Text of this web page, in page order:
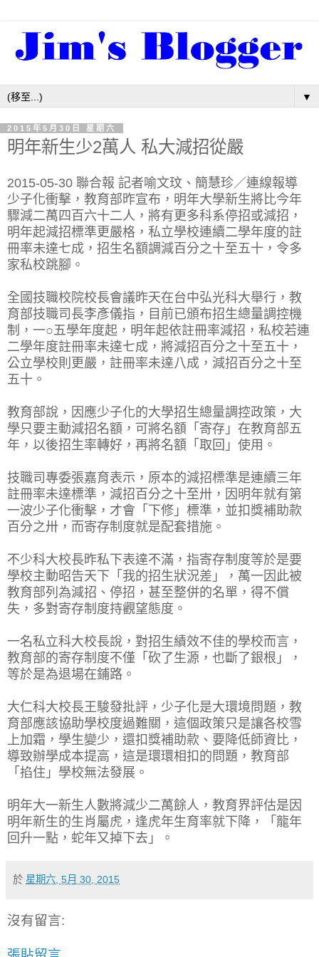
▼
2015年5月30日 星期六
明年新生少2萬人 私大減招從嚴
2015-05-30 聯合報 記者喻文玟、簡慧珍／連線報導
少子化衝擊，教育部昨宣布，明年大學新生將比今年
驟減二萬四百六十二人，將有更多科系停招或減招，
明年起減招標準更嚴格，私立學校連續二學年度的註
冊率未達七成，招生名額調減百分之十至五十，令多
家私校跳腳。
全國技職校院校長會議昨天在台中弘光科大舉行，教
育部技職司長李彥儀指，目前已頒布招生總量調控機
制，一○五學年度起，明年起依註冊率減招，私校若連
二學年度註冊率未達七成，將減招百分之十至五十，
公立學校則更嚴，註冊率未達八成，減招百分之十至
五十。
教育部說，因應少子化的大學招生總量調控政策，大
學只要主動減招名額，可將名額「寄存」在教育部五
年，以後招生率轉好，再將名額「取回」使用。
技職司專委張嘉育表示，原本的減招標準是連續三年
註冊率未達標準，減招百分之十至卅，因明年就有第
一波少子化衝擊，才會「下修」標準，並扣獎補助款
百分之卅，而寄存制度就是配套措施。
不少科大校長昨私下表達不滿，指寄存制度等於是要
學校主動昭告天下「我的招生狀況差」，萬一因此被
教育部列為減招、停招，甚至整併的名單，得不償
失，多對寄存制度持觀望態度。
一名私立科大校長說，對招生績效不佳的學校而言，
教育部的寄存制度不僅「砍了生源，也斷了銀根」，
等於是為退場在鋪路。
大仁科大校長王駿發批評，少子化是大環境問題，教
育部應該協助學校度過難關，這個政策只是讓各校雪
上加霜，學生變少，還扣獎補助款、要降低師資比，
導致辦學成本提高，這是環環相扣的問題，教育部
「掐住」學校無法發展。
明年大一新生人數將減少二萬餘人，教育界評估是因
明年新生的生肖屬虎，逢虎年生育率就下降，「龍年
回升一點，蛇年又掉下去」。
於 星期六, 5月 30, 2015
沒有留言: